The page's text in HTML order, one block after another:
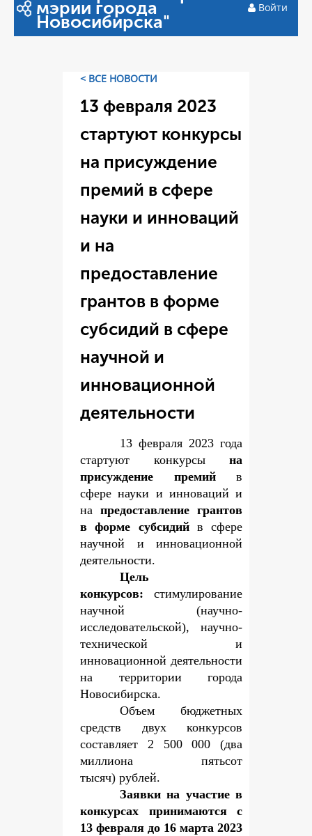
мэрии города
Новосибирска"
Войти
< ВСЕ НОВОСТИ
13 февраля 2023
стартуют конкурсы
на присуждение
премий в сфере
науки и инноваций
и на
предоставление
грантов в форме
субсидий в сфере
научной и
инновационной
деятельности
13 февраля 2023 года
стартуют конкурсына
присуждение премийв
сфере науки и инноваций и
на предоставление грантов
в форме субсидийв сфере
научной и инновационной
деятельности.
Цель
конкурсов: стимулирование
научной (научно-
исследовательской), научно-
технической и
инновационной деятельности
на территории города
Новосибирска.
Объем бюджетных
средств двух конкурсов
составляет 2 500 000 (два
миллиона пятьсот
тысяч) рублей.
Заявки на участие в
конкурсах принимаются с
13 февраля до 16 марта 2023